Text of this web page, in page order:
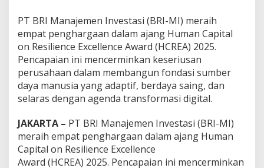
f
o
m
a
s
D
i
i
t
l
PT BRI Manajemen Investasi (BRI-MI) meraih
empat penghargaan dalam ajang Human Capital
on Resilience Excellence Award (HCREA) 2025.
Pencapaian ini mencerminkan keseriusan
perusahaan dalam membangun fondasi sumber
daya manusia yang adaptif, berdaya saing, dan
selaras dengan agenda transformasi digital.
JAKARTA – PT BRI Manajemen Investasi (BRI-MI)
meraih empat penghargaan dalam ajang Human
Capital on Resilience Excellence
Award (HCREA) 2025. Pencapaian ini mencerminkan